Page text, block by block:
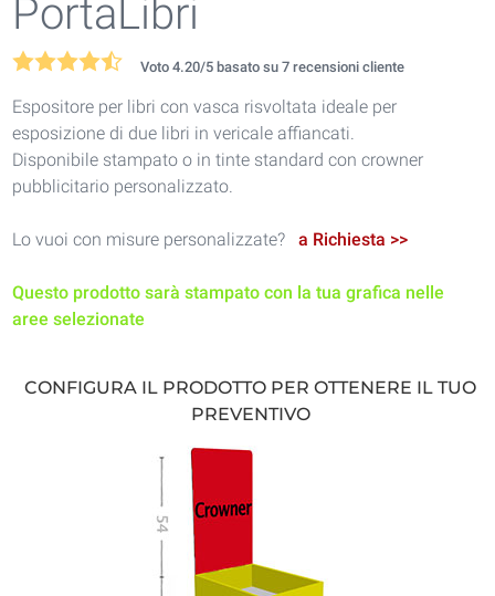
PortaLibri
Voto 4.20/5 basato su 7 recensioni cliente
Espositore per libri con vasca risvoltata ideale per
esposizione di due libri in vericale affiancati.
Disponibile stampato o in tinte standard con crowner
pubblicitario personalizzato.
Lo vuoi con misure personalizzate? a Richiesta >>
Questo prodotto sarà stampato con la tua grafica nelle
aree selezionate
CONFIGURA IL PRODOTTO PER OTTENERE IL TUO
PREVENTIVO